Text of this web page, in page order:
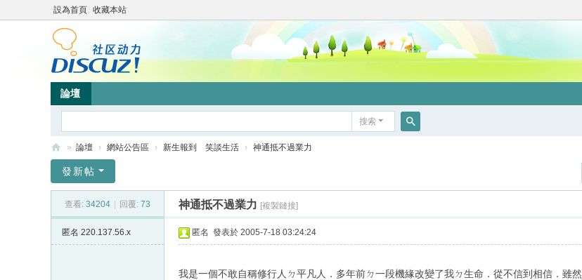
設為首頁 收藏本站
論壇
搜索
竹
» 論壇 › 網站公告區 › 新生報到 笑談生活 › 神通抵不過業力
發新帖
查看: 34204 回覆: 73 神通抵不過業力 [複製鏈接]
匿名 220.137.56.x 匿名 發表於 2005-7-18 03:24:24
我是一個不敢自稱修行人ㄉ平凡人．多年前ㄉ一段機緣改變了我ㄉ生命．從不信到相信．雖